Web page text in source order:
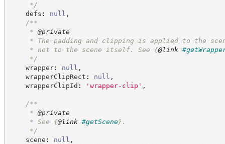
*/
defs : null ,
/**
* @private
* The padding and clipping is applied to the
* not to the scene itself. See {@link
*/
wrapper: null ,
wrapperClipRect : null ,
wrapperClipId : ' wrapper-clip ' ,
/**
* @private
* See {@link #getScene} .
*/
scene : null ,